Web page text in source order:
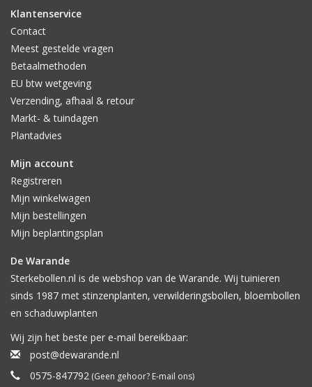
Klantenservice
Contact
Meest gestelde vragen
Betaalmethoden
EU btw wetgeving
Verzending, afhaal & retour
Markt- & tuindagen
Plantadvies
Mijn account
Registreren
Mijn winkelwagen
Mijn bestellingen
Mijn beplantingsplan
De Warande
Sterkebollen.nl is de webshop van de Warande. Wij tuinieren
sinds 1987 met stinzenplanten, verwilderingsbollen, bloembollen
en schaduwplanten
Wij zijn het beste per e-mail bereikbaar:
post@dewarande.nl
0575-847792 (Geen gehoor? E-mail ons)